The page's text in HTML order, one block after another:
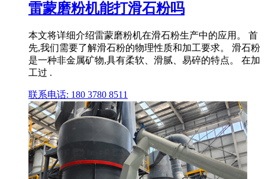
雷蒙磨粉机能打滑石粉吗
本文将详细介绍雷蒙磨粉机在滑石粉生产中的应用。 首
先,我们需要了解滑石粉的物理性质和加工要求。 滑石粉
是一种非金属矿物,具有柔软、滑腻、易碎的特点。 在加
工过 .
联系电话: 180 3780 8511